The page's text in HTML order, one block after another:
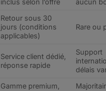
inclus selon l’offre
aucun
Retour sous 30
jours (conditions
applicables)
Rare ou
Service client dédié,
réponse rapide
Support
délais
Gamme premium,